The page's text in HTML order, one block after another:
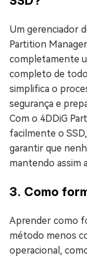
Um gerenciador
Partition
completamente
completo de
simplifica o
segurança e
Com o 4DDiG
facilmente o
garantir que
mantendo assim
3. Como
Aprender como
método menos
operacional,